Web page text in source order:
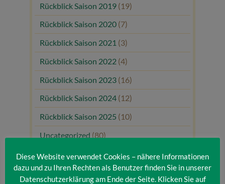
Rückblick Saison 2019 (19)
Rückblick Saison 2020 (7)
Rückblick Saison 2021 (3)
Rückblick Saison 2022 (4)
Rückblick Saison 2023 (16)
Rückblick Saison 2024 (12)
Rückblick Saison 2025 (10)
Uncategorized (80)
Unsere Gäste(1)
Diese Website verwendet Cookies – nähere Informationen
dazu und zu Ihren Rechten als Benutzer finden Sie in unserer
Datenschutzerklärung am Ende der Seite. Klicken Sie auf